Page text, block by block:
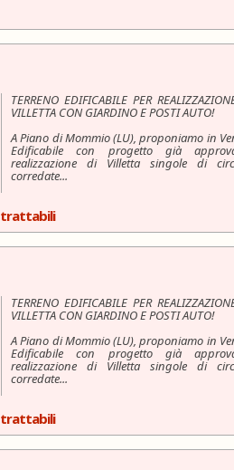
TERRENO EDIFICABILE PER
VILLETTA CON GIARDINO E POSTI AUTO!
A Piano di Mommio (LU), proponiamo in
Edificabile con progetto già
realizzazione di Villetta singole di
corredate...
trattabili
TERRENO EDIFICABILE PER
VILLETTA CON GIARDINO E POSTI AUTO!
A Piano di Mommio (LU), proponiamo in
Edificabile con progetto già
realizzazione di Villetta singole di
corredate...
trattabili